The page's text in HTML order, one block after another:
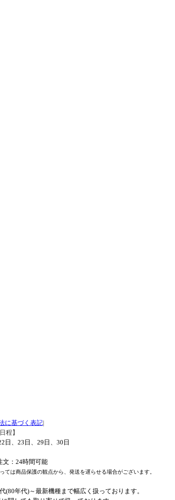
に基づく表記|
程】
日、23日、29日、30日
：24時間可能
ては商品保護の観点から、発送を遅らせる場合がございます。
年代)～最新機種まで幅広く扱っております。